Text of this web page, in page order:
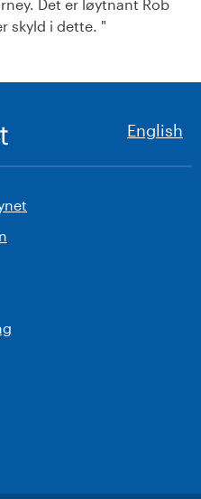
Det er løytnant Rob
skyld i dette. "
English